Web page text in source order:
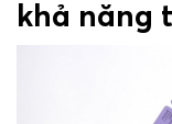
khả năng